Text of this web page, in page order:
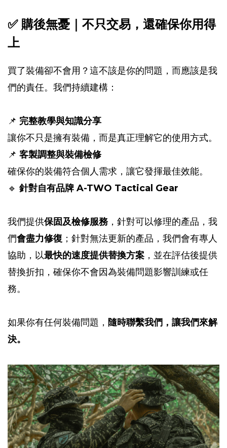
✅ 購後無憂｜不只交易，還確保你用得
上
買了裝備卻不會用？這不該是你的問題，而應該是我
們的責任。 我們持續建構：
📌 完整教學與知識分享
讓你不只是擁有裝備，而是真正理解它的使用方式。
📌 客製調整與裝備檢修
確保你的裝備符合個人需求，讓它發揮最佳效能。
🔹 針對自有品牌 A-TWO Tactical Gear
我們提供保固及檢修服務，針對可以修理的產品，我
們會盡力修復 ；針對無法更新的產品，我們會有專人
協助，以最快的速度提供替換方案 ，並在評估後提供
替換折扣，確保你不會因為裝備問題影響訓練或任
務。
如果你有任何裝備問題， 隨時聯繫我們，讓我們來解
決。